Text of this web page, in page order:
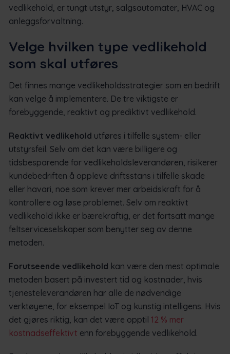
vedlikehold, er tungt utstyr, salgsautomater, HVAC og
anleggsforvaltning.
Velge hvilken type vedlikehold
som skal utføres
Det finnes mange vedlikeholdsstrategier som en bedrift
kan velge å implementere. De tre viktigste er
forebyggende, reaktivt og prediktivt vedlikehold.
Reaktivt vedlikehold utføres i tilfelle system- eller
utstyrsfeil. Selv om det kan være billigere og
tidsbesparende for vedlikeholdsleverandøren, risikerer
kundebedriften å oppleve driftsstans i tilfelle skade
eller havari, noe som krever mer arbeidskraft for å
kontrollere og løse problemet. Selv om reaktivt
vedlikehold ikke er bærekraftig, er det fortsatt mange
feltserviceselskaper som benytter seg av denne
metoden.
Forutseende vedlikehold kan være den mest optimale
metoden basert på investert tid og kostnader, hvis
tjenesteleverandøren har alle de nødvendige
verktøyene, for eksempel IoT og kunstig intelligens. Hvis
det gjøres riktig, kan det være opptil 12 % mer
kostnadseffektivt enn forebyggende vedlikehold.